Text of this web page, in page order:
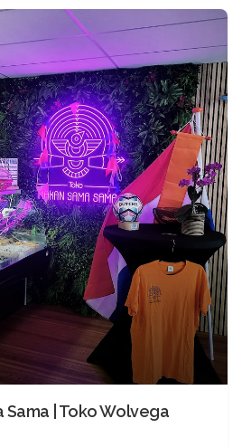
Sama | Toko Wolvega